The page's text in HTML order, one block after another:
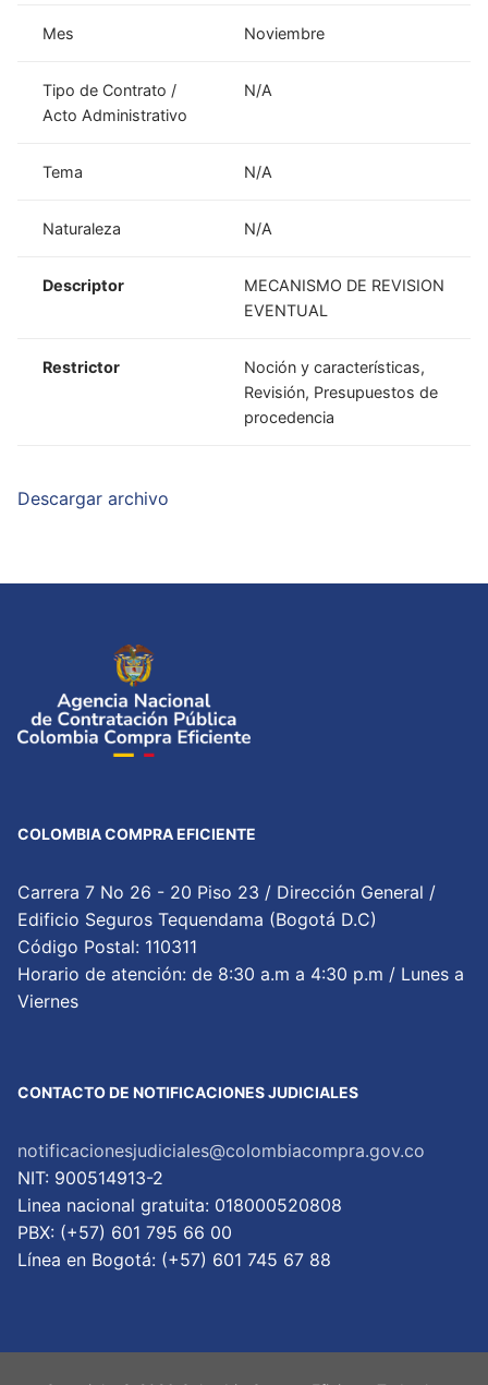
Mes Noviembre
Tipo de Contrato /
Acto Administrativo
N/A
Tema N/A
Naturaleza N/A
Descriptor
MECANISMO DE REVISION
EVENTUAL
Restrictor
Noción y características,
Revisión, Presupuestos de
procedencia
Descargar archivo
COLOMBIA COMPRA EFICIENTE
Carrera 7 No 26 - 20 Piso 23 / Dirección General /
Edificio Seguros Tequendama (Bogotá D.C)
Código Postal: 110311
Horario de atención: de 8:30 a.m a 4:30 p.m / Lunes a
Viernes
CONTACTO DE NOTIFICACIONES JUDICIALES
notificacionesjudiciales@colombiacompra.gov.co
NIT: 900514913-2
Linea nacional gratuita: 018000520808
PBX: (+57) 601 795 66 00
Lí­nea en Bogotá: (+57) 601 745 67 88